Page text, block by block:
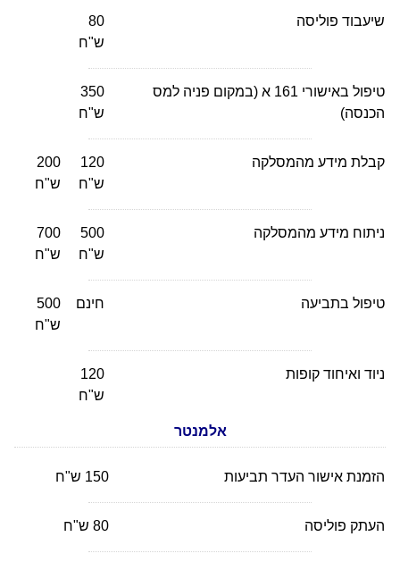
שיעבוד פוליסה
80
ש"ח
טיפול באישורי 161 א (במקום פניה למס
הכנסה)
350
ש"ח
קבלת מידע מהמסלקה
120
ש"ח
200
ש"ח
ניתוח מידע מהמסלקה
500
ש"ח
700
ש"ח
טיפול בתביעה חינם
500
ש"ח
ניוד ואיחוד קופות
120
ש"ח
אלמנטר
הזמנת אישור העדר תביעות 150 ש"ח
העתק פוליסה 80 ש"ח